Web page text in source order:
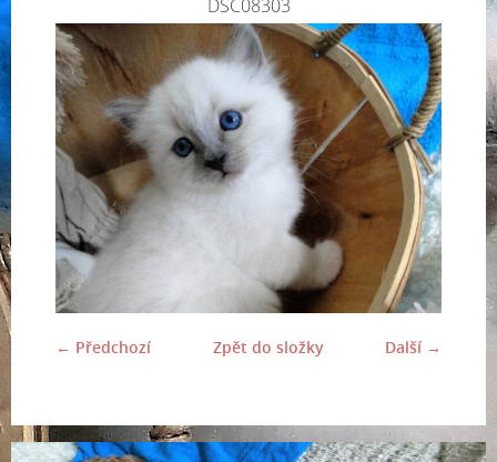
DSC08303
← Předchozí Další →
Zpět do složky